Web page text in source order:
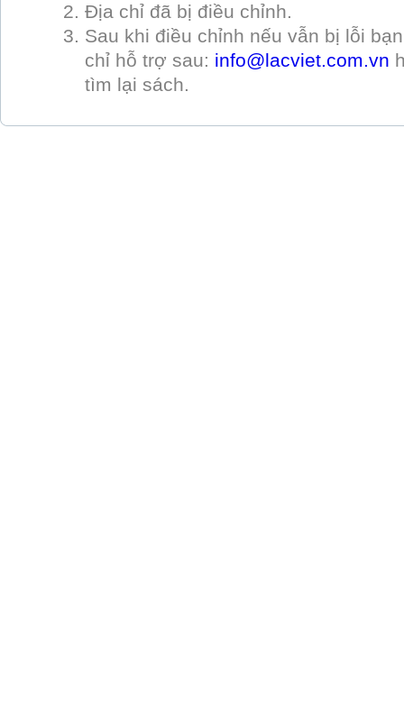
Địa chỉ đã bị điều chỉnh.
Sau khi điều chỉnh nếu vẫn bị lỗi
chỉ hỗ trợ sau: info@lacviet.com.vn
tìm lại sách.